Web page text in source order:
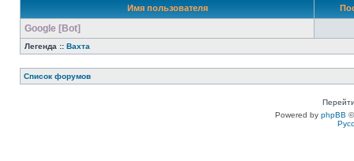
Имя пользователя
Google [Bot]
Легенда :: Вахта
Список форумов
Powered by phpBB